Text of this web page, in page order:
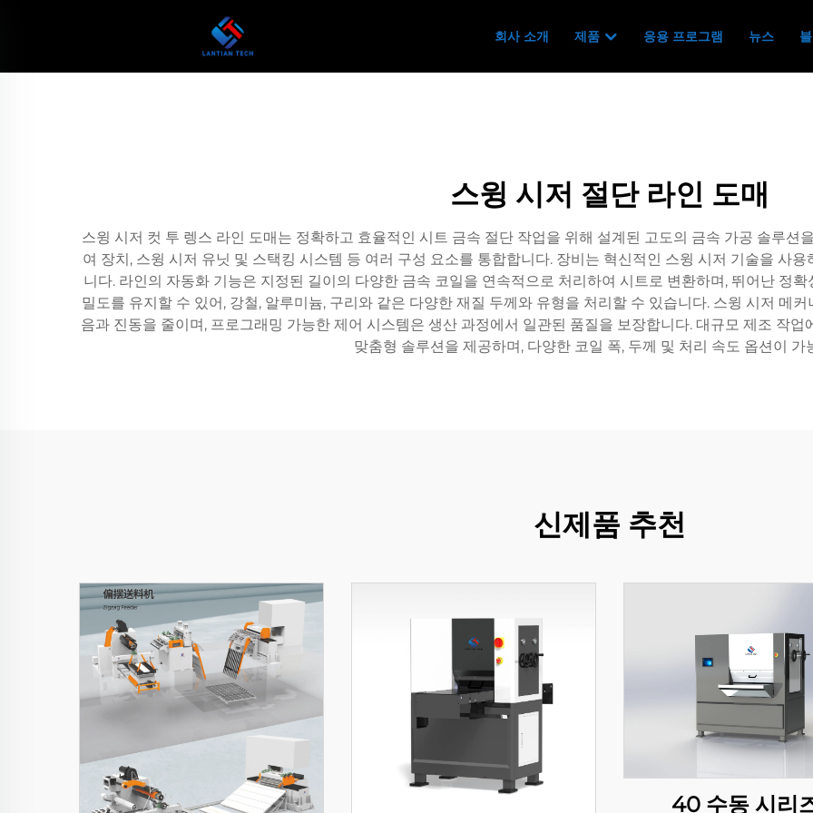
회사 소개 제품 응용 프로그램 뉴스
스윙 시저 절단 라인 도매
스윙 시저 컷 투 렝스 라인 도매는 정확하고 효율적인 시트 금속 절단 작업을 위해 설계된 고도의 금속 가공 솔루션
여 장치, 스윙 시저 유닛 및 스택킹 시스템 등 여러 구성 요소를 통합합니다. 장비는 혁신적인 스윙 시저 기술을 사
니다. 라인의 자동화 기능은 지정된 길이의 다양한 금속 코일을 연속적으로 처리하여 시트로 변환하며, 뛰어난 정
밀도를 유지할 수 있어, 강철, 알루미늄, 구리와 같은 다양한 재질 두께와 유형을 처리할 수 있습니다. 스윙 시저 메
음과 진동을 줄이며, 프로그래밍 가능한 제어 시스템은 생산 과정에서 일관된 품질을 보장합니다. 대규모 제조 작
맞춤형 솔루션을 제공하며, 다양한 코일 폭, 두께 및 처리 속도 옵션이 가
신제품 추천
40 수동 시리